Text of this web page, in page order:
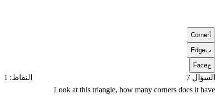
Corner
بEdge
جFace
السؤال 7
النقاط: 1
Look at this triangle, how many corners does it have